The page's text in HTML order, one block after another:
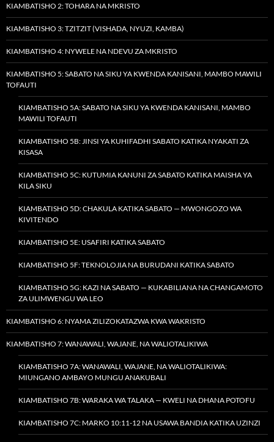
KIAMBATISHO 2: TOHARA NA MKRISTO
KIAMBATISHO 3: TZITZIT (VISHADA, NYUZI, KAMBA)
KIAMBATISHO 4: NYWELE NA NDEVU ZA MKRISTO
KIAMBATISHO 5: SABATO NA SIKU YA KWENDA KANISANI, MAMBO MAWILI
TOFAUTI
KIAMBATISHO 5A: SABATO NA SIKU YA KWENDA KANISANI, MAMBO
MAWILI TOFAUTI
KIAMBATISHO 5B: JINSI YA KUHIFADHI SABATO KATIKA NYAKATI ZA
KISASA
KIAMBATISHO 5C: KUTUMIA KANUNI ZA SABATO KATIKA MAISHA YA
KILA SIKU
KIAMBATISHO 5D: CHAKULA KATIKA SABATO — MWONGOZO WA
KIVITENDO
KIAMBATISHO 5E: USAFIRI KATIKA SABATO
KIAMBATISHO 5F: TEKNOLOJIA NA BURUDANI KATIKA SABATO
KIAMBATISHO 5G: KAZI NA SABATO — KUKABILIANA NA CHANGAMOTO
ZA ULIMWENGU WA LEO
KIAMBATISHO 6: NYAMA ZILIZOKATAZWA KWA WAKRISTO
KIAMBATISHO 7: WANAWALI, WAJANE, NA WALIOTALIKIWA
KIAMBATISHO 7A: WANAWALI, WAJANE, NA WALIOTALIKIWA:
MIUNGANO AMBAYO MUNGU ANAKUBALI
KIAMBATISHO 7B: WARAKA WA TALAKA — KWELI NA DHANA POTOFU
KIAMBATISHO 7C: MARKO 10:11-12 NA USAWA BANDIA KATIKA UZINZI